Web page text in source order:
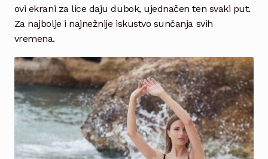
ovi ekrani za lice daju dubok, ujednačen ten svaki put.
Za najbolje i najnežnije iskustvo sunčanja svih
vremena.